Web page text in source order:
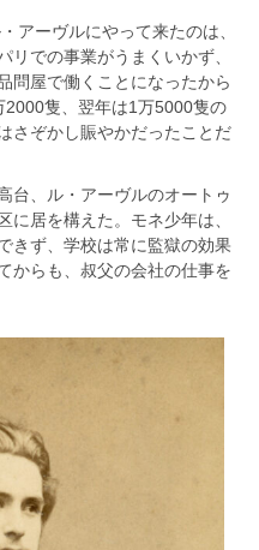
アーヴルにやって来たのは、
リでの事業がうまくいかず、
問屋で働くことになったから
隻、翌年は1万5000隻の
さぞかし賑やかだったことだ
台、ル・アーヴルのオートゥ
に居を構えた。モネ少年は、
きず、学校は常に監獄の効果
からも、叔父の会社の仕事を